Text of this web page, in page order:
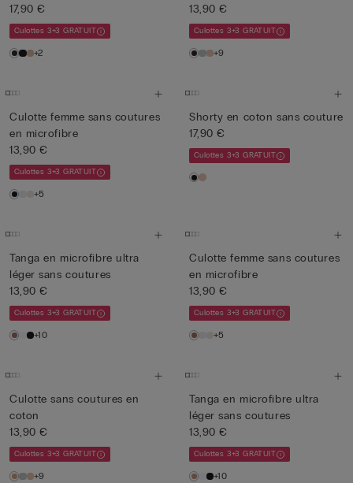
17,90 €
Culottes 3+3 GRATUIT
+2
13,90 €
Culottes 3+3 GRATUIT
+9
Culotte femme sans coutures
en microfibre
13,90 €
Culottes 3+3 GRATUIT
+5
Shorty en coton sans couture
17,90 €
Culottes 3+3 GRATUIT
Tanga en microfibre ultra
léger sans coutures
13,90 €
Culottes 3+3 GRATUIT
+10
Culotte femme sans coutures
en microfibre
13,90 €
Culottes 3+3 GRATUIT
+5
Culotte sans coutures en
coton
13,90 €
Culottes 3+3 GRATUIT
+9
Tanga en microfibre ultra
léger sans coutures
13,90 €
Culottes 3+3 GRATUIT
+10